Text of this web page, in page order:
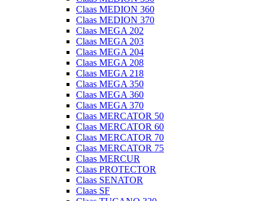
Claas MEDION 360
Claas MEDION 370
Claas MEGA 202
Claas MEGA 203
Claas MEGA 204
Claas MEGA 208
Claas MEGA 218
Claas MEGA 350
Claas MEGA 360
Claas MEGA 370
Claas MERCATOR 50
Claas MERCATOR 60
Claas MERCATOR 70
Claas MERCATOR 75
Claas MERCUR
Claas PROTECTOR
Claas SENATOR
Claas SF